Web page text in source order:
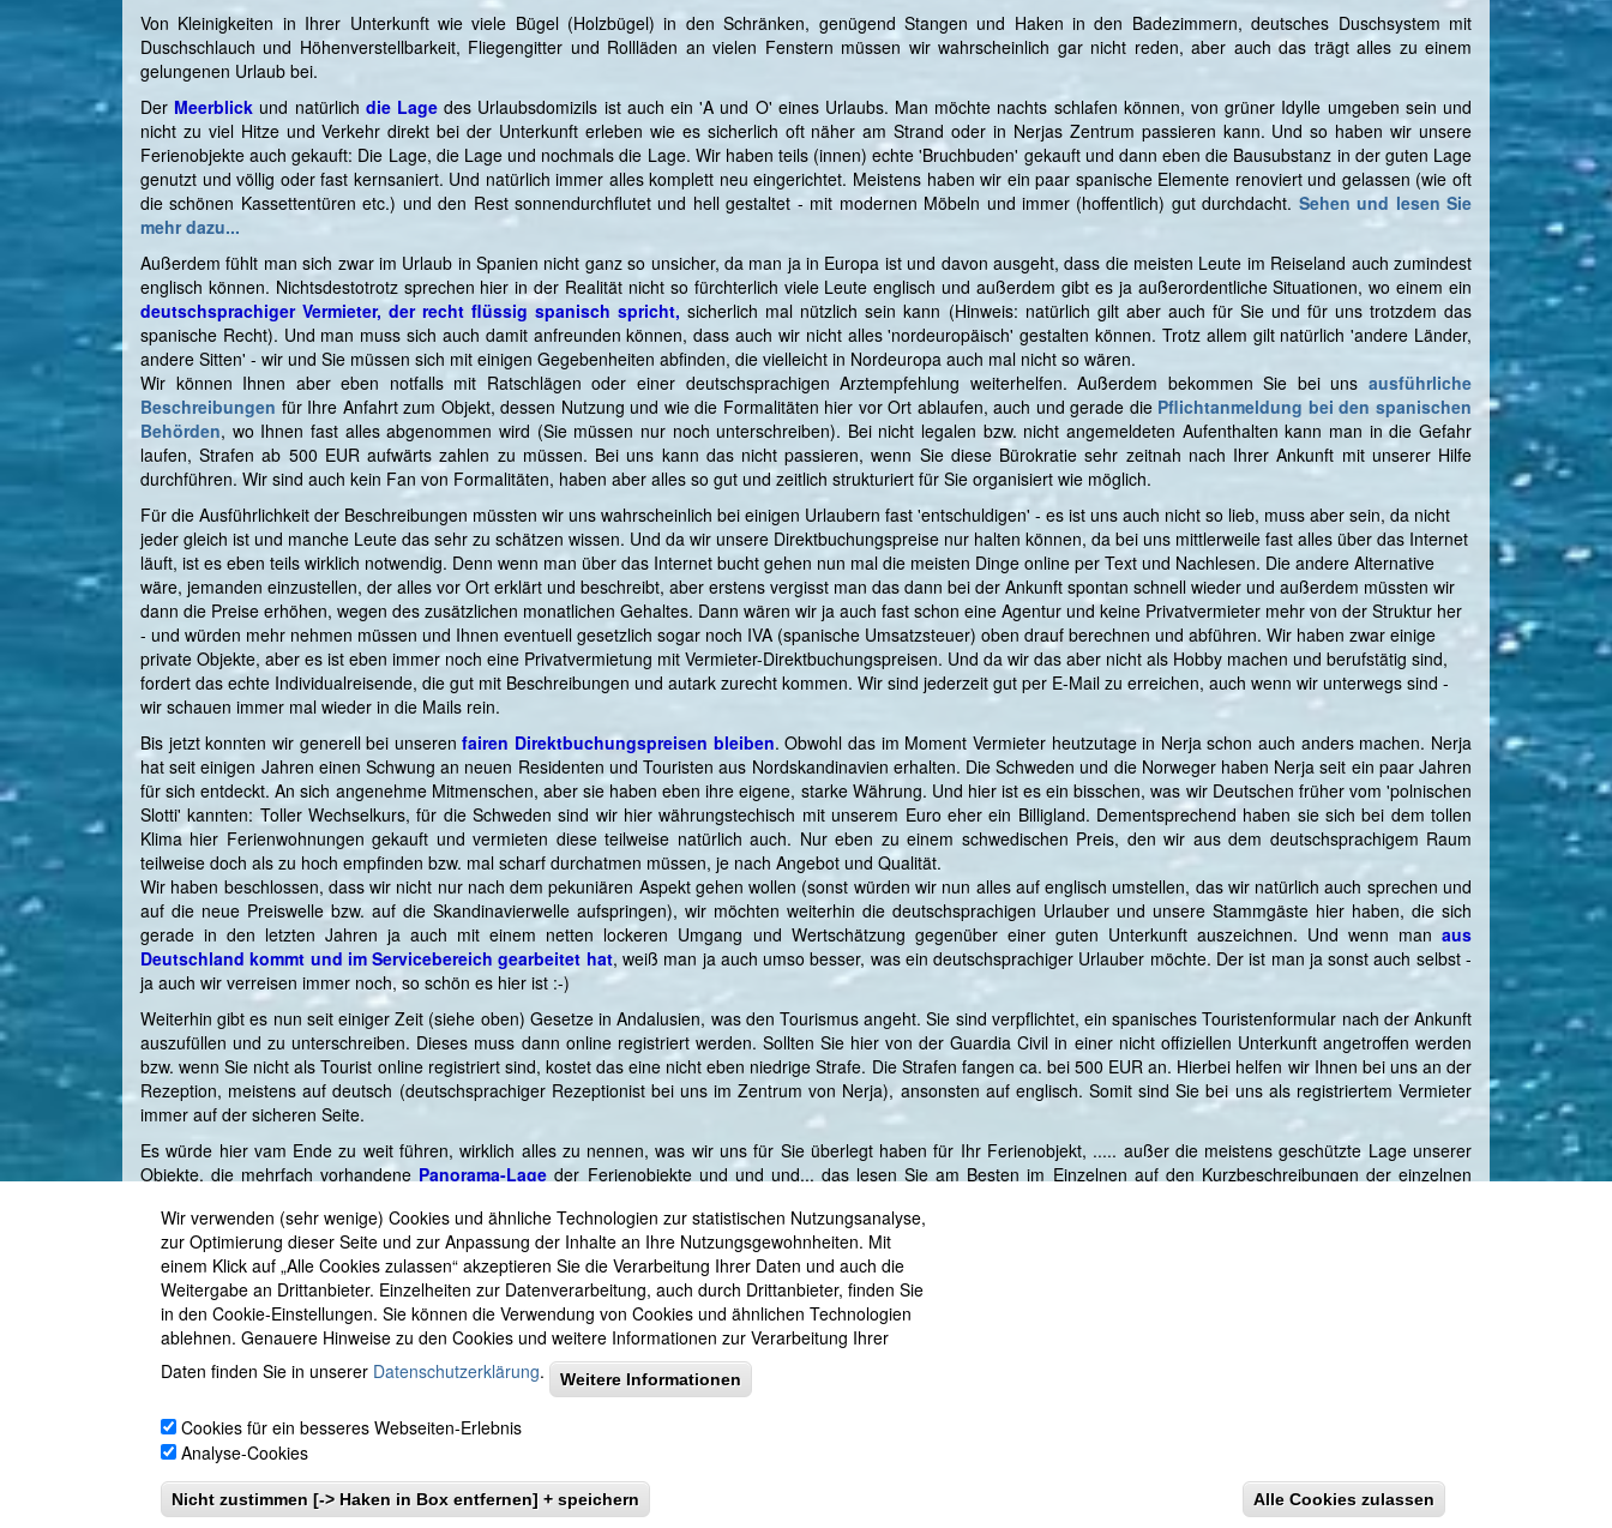
Von Kleinigkeiten in Ihrer Unterkunft wie viele Bügel (Holzbügel) in den Schränken, genügend Stangen und Haken in den Badezimmern, deutsches Duschsystem mit
Duschschlauch und Höhenverstellbarkeit, Fliegengitter und Rollläden an vielen Fenstern müssen wir wahrscheinlich gar nicht reden, aber auch das trägt alles zu einem
gelungenen Urlaub bei.
Der Meerblick und natürlich die Lagedes Urlaubsdomizils ist auch ein 'A und O' eines Urlaubs. Man möchte nachts schlafen können, von grüner Idylle umgeben sein und
nicht zu viel Hitze und Verkehr direkt bei der Unterkunft erleben wie es sicherlich oft näher am Strand oder in Nerjas Zentrum passieren kann. Und so haben wir unsere
Ferienobjekte auch gekauft: Die Lage, die Lage und nochmals die Lage. Wir haben teils (innen) echte 'Bruchbuden' gekauft und dann eben die Bausubstanz in der guten Lage
genutzt und völlig oder fast kernsaniert. Und natürlich immer alles komplett neu eingerichtet. Meistens haben wir ein paar spanische Elemente renoviert und gelassen (wie oft
die schönen Kassettentüren etc.) und den Rest sonnendurchflutet und hell gestaltet - mit modernen Möbeln und immer (hoffentlich) gut durchdacht. Sehen und lesen Sie
mehr dazu...
Außerdem fühlt man sich zwar im Urlaub in Spanien nicht ganz so unsicher, da man ja in Europa ist und davon ausgeht, dass die meisten Leute im Reiseland auch zumindest
englisch können. Nichtsdestotrotz sprechen hier in der Realität nicht so fürchterlich viele Leute englisch und außerdem gibt es ja außerordentliche Situationen, wo einem ein
deutschsprachiger Vermieter, der recht flüssig spanisch spricht, sicherlich mal nützlich sein kann (Hinweis: natürlich gilt aber auch für Sie und für uns trotzdem das
spanische Recht). Und man muss sich auch damit anfreunden können, dass auch wir nicht alles 'nordeuropäisch' gestalten können. Trotz allem gilt natürlich 'andere Länder,
andere Sitten' - wir und Sie müssen sich mit einigen Gegebenheiten abfinden, die vielleicht in Nordeuropa auch mal nicht so wären.
Wir können Ihnen aber eben notfalls mit Ratschlägen oder einer deutschsprachigen Arztempfehlung weiterhelfen. Außerdem bekommen Sie bei uns ausführliche
Beschreibungen für Ihre Anfahrt zum Objekt, dessen Nutzung und wie die Formalitäten hier vor Ort ablaufen, auch und gerade die Pflichtanmeldung bei den spanischen
Behörden, wo Ihnen fast alles abgenommen wird (Sie müssen nur noch unterschreiben). Bei nicht legalen bzw. nicht angemeldeten Aufenthalten kann man in die Gefahr
laufen, Strafen ab 500 EUR aufwärts zahlen zu müssen. Bei uns kann das nicht passieren, wenn Sie diese Bürokratie sehr zeitnah nach Ihrer Ankunft mit unserer Hilfe
durchführen. Wir sind auch kein Fan von Formalitäten, haben aber alles so gut und zeitlich strukturiert für Sie organisiert wie möglich.
Für die Ausführlichkeit der Beschreibungen müssten wir uns wahrscheinlich bei einigen Urlaubern fast 'entschuldigen' - es ist uns auch nicht so lieb, muss aber sein, da nicht
jeder gleich ist und manche Leute das sehr zu schätzen wissen. Und da wir unsere Direktbuchungspreise nur halten können, da bei uns mittlerweile fast alles über das Internet
läuft, ist es eben teils wirklich notwendig. Denn wenn man über das Internet bucht gehen nun mal die meisten Dinge online per Text und Nachlesen. Die andere Alternative
wäre, jemanden einzustellen, der alles vor Ort erklärt und beschreibt, aber erstens vergisst man das dann bei der Ankunft spontan schnell wieder und außerdem müssten wir
dann die Preise erhöhen, wegen des zusätzlichen monatlichen Gehaltes. Dann wären wir ja auch fast schon eine Agentur und keine Privatvermieter mehr von der Struktur her
- und würden mehr nehmen müssen und Ihnen eventuell gesetzlich sogar noch IVA (spanische Umsatzsteuer) oben drauf berechnen und abführen. Wir haben zwar einige
private Objekte, aber es ist eben immer noch eine Privatvermietung mit Vermieter-Direktbuchungspreisen. Und da wir das aber nicht als Hobby machen und berufstätig sind,
fordert das echte Individualreisende, die gut mit Beschreibungen und autark zurecht kommen. Wir sind jederzeit gut per E-Mail zu erreichen, auch wenn wir unterwegs sind -
wir schauen immer mal wieder in die Mails rein.
Bis jetzt konnten wir generell bei unserenfairen Direktbuchungspreisen bleiben. Obwohl das im Moment Vermieter heutzutage in Nerja schon auch anders machen. Nerja
hat seit einigen Jahren einen Schwung an neuen Residenten und Touristen aus Nordskandinavien erhalten. Die Schweden und die Norweger haben Nerja seit ein paar Jahren
für sich entdeckt. An sich angenehme Mitmenschen, aber sie haben eben ihre eigene, starke Währung. Und hier ist es ein bisschen, was wir Deutschen früher vom 'polnischen
Slotti' kannten: Toller Wechselkurs, für die Schweden sind wir hier währungstechisch mit unserem Euro eher ein Billigland. Dementsprechend haben sie sich bei dem tollen
Klima hier Ferienwohnungen gekauft und vermieten diese teilweise natürlich auch. Nur eben zu einem schwedischen Preis, den wir aus dem deutschsprachigem Raum
teilweise doch als zu hoch empfinden bzw. mal scharf durchatmen müssen, je nach Angebot und Qualität.
Wir haben beschlossen, dass wir nicht nur nach dem pekuniären Aspekt gehen wollen (sonst würden wir nun alles auf englisch umstellen, das wir natürlich auch sprechen und
auf die neue Preiswelle bzw. auf die Skandinavierwelle aufspringen), wir möchten weiterhin die deutschsprachigen Urlauber und unsere Stammgäste hier haben, die sich
gerade in den letzten Jahren ja auch mit einem netten lockeren Umgang und Wertschätzung gegenüber einer guten Unterkunft auszeichnen. Und wenn man aus
Deutschland kommt und im Servicebereich gearbeitet hat, weiß man ja auch umso besser, was ein deutschsprachiger Urlauber möchte. Der ist man ja sonst auch selbst -
ja auch wir verreisen immer noch, so schön es hier ist :-)
Weiterhin gibt es nun seit einiger Zeit (siehe oben) Gesetze in Andalusien, was den Tourismus angeht. Sie sind verpflichtet, ein spanisches Touristenformular nach der Ankunft
auszufüllen und zu unterschreiben. Dieses muss dann online registriert werden. Sollten Sie hier von der Guardia Civil in einer nicht offiziellen Unterkunft angetroffen werden
bzw. wenn Sie nicht als Tourist online registriert sind, kostet das eine nicht eben niedrige Strafe. Die Strafen fangen ca. bei 500 EUR an. Hierbei helfen wir Ihnen bei uns an der
Rezeption, meistens auf deutsch (deutschsprachiger Rezeptionist bei uns im Zentrum von Nerja), ansonsten auf englisch. Somit sind Sie bei uns als registriertem Vermieter
immer auf der sicheren Seite.
Es würde hier vam Ende zu weit führen, wirklich alles zu nennen, was wir uns für Sie überlegt haben für Ihr Ferienobjekt, ..... außer die meistens geschützte Lage unserer
Objekte, die mehrfach vorhandene Panorama-Lage der Ferienobjekte und und und... das lesen Sie am Besten im Einzelnen auf den Kurzbeschreibungen der einzelnen
Und zu guter Letzt: Ihre Ferienwohnung bzw. Ihr Ferienhaus sehen wir immer unter dem Motto 'Stillstand ist Rückschritt'. Sollten Sie also noch eine Idee haben, was man noch
besser machen kann oder einen von uns nicht bemerkten Missstand entdecken, immer raus damit, wir sind für jede Anregung dankbar...
© 2001 - 2026 Astrid Irrgang•eMail: info@viel-meer-urlaub.com•Kontakt
Impressum• Spanien:private Ferienwohnungen
Laguna Beach• Torrox - Costa del Sol
Hallenbad•Fahrradverleih•Winter-Urlaub
Wir verwenden (sehr wenige) Cookies und ähnliche Technologien zur statistischen Nutzungsanalyse,
zur Optimierung dieser Seite und zur Anpassung der Inhalte an Ihre Nutzungsgewohnheiten. Mit
einem Klick auf „Alle Cookies zulassen“ akzeptieren Sie die Verarbeitung Ihrer Daten und auch die
Weitergabe an Drittanbieter. Einzelheiten zur Datenverarbeitung, auch durch Drittanbieter, finden Sie
in den Cookie-Einstellungen. Sie können die Verwendung von Cookies und ähnlichen Technologien
ablehnen. Genauere Hinweise zu den Cookies und weitere Informationen zur Verarbeitung Ihrer
Daten finden Sie in unserer Datenschutzerklärung. Weitere Informationen
Cookies für ein besseres Webseiten-Erlebnis
Analyse-Cookies
Nicht zustimmen [-> Haken in Box entfernen] + speichern Alle Cookies zulassen